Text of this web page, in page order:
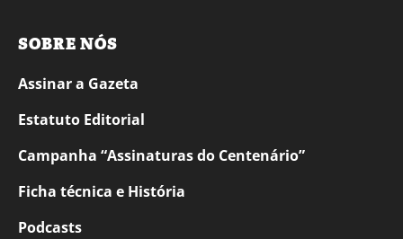
SOBRE NÓS
Assinar a Gazeta
Estatuto Editorial
Campanha “Assinaturas do Centenário”
Ficha técnica e História
Podcasts